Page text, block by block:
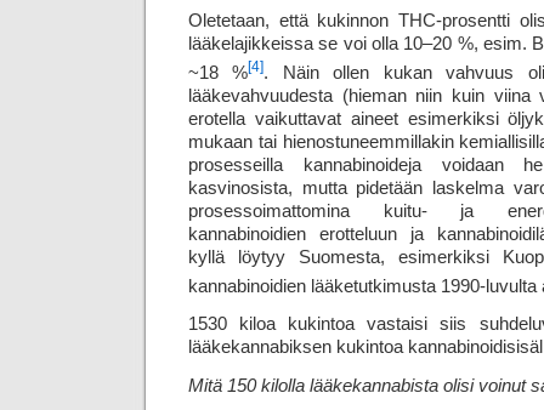
Oletetaan, että kukinnon THC-prosentti
lääkelajikkeissa se voi olla 10–20 %, esim.
~18 %[4]. Näin ollen kukan vahvuus
lääkevahvuudesta (hieman niin kuin
erotella vaikuttavat aineet esimerkiksi
mukaan tai hienostuneemmillakin
prosesseilla kannabinoideja voidaan
kasvinosista, mutta pidetään laskelma
prosessoimattomina kuitu- ja
kannabinoidien erotteluun ja
kyllä löytyy Suomesta, esimerkiksi
kannabinoidien lääke­tutkimusta 1990-luvulta
1530 kiloa kukintoa vastaisi siis
lääkekannabiksen kukintoa
Mitä 150 kilolla lääkekannabista olisi voinut